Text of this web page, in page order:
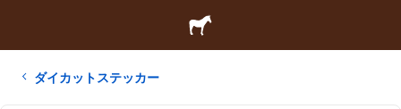
ダイカットステッカー